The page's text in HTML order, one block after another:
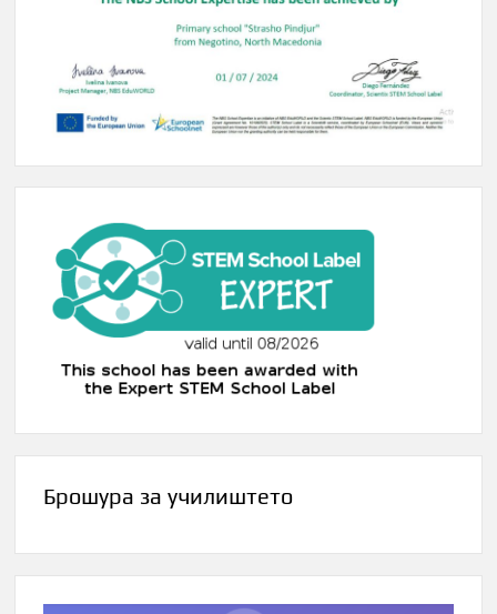
Брошура за училиштето